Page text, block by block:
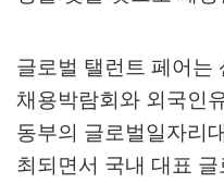
글로벌 탤런트 페어는
채용박람회와 외국인
동부의 글로벌일자리
최되면서 국내 대표